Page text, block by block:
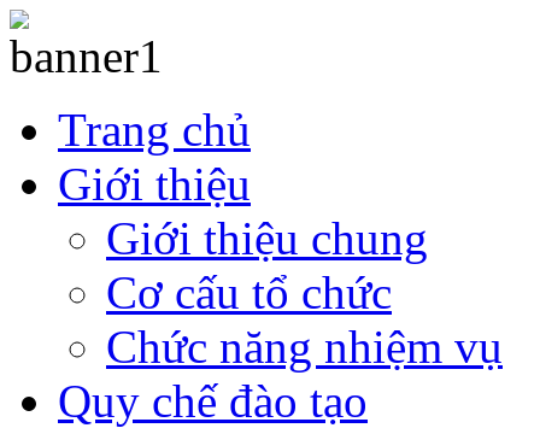
Trang chủ
Giới thiệu
Giới thiệu chung
Cơ cấu tổ chức
Chức năng nhiệm vụ
Quy chế đào tạo